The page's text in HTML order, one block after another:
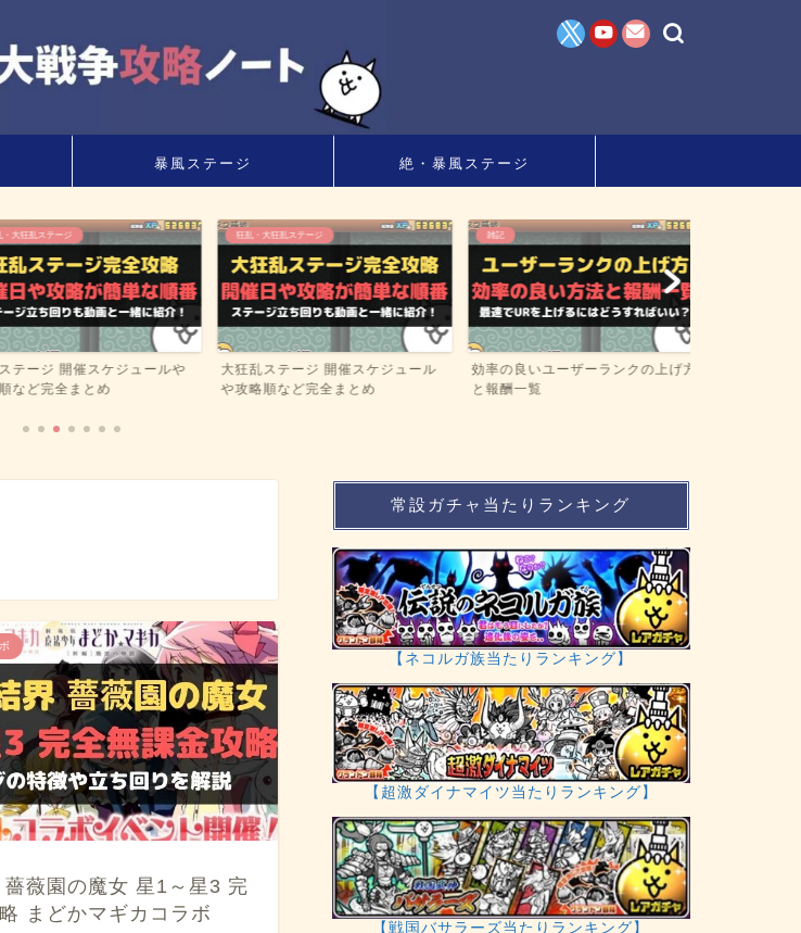
暴風ステージ 絶・暴風ステージ
狂乱ステージ
テージ 開催スケジュールや
など完全まとめ
狂乱・大狂乱ステージ
大狂乱ステージ 開催スケジュール
や攻略順など完全まとめ
雑記
効率の良いユーザーランクの上げ方
と報酬一覧
薔薇園の魔女 星1～星3 完
まどかマギカコラボ
常設ガチャ当たりランキング
【ネコルガ族当たりランキング】
【超激ダイナマイツ当たりランキング】
【戦国バサラーズ当たりランキング】